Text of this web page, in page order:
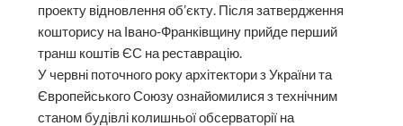
проекту відновлення об’єкту. Після затвердження
кошторису на Івано-Франківщину прийде перший
транш коштів ЄС на реставрацію.
У червні поточного року архітектори з України та
Європейського Союзу ознайомилися з технічним
станом будівлі колишньої обсерваторії на